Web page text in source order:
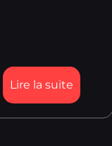
Lire la suite